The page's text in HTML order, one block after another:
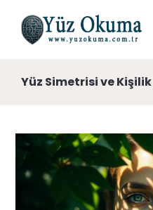
Yüz Simetrisi ve